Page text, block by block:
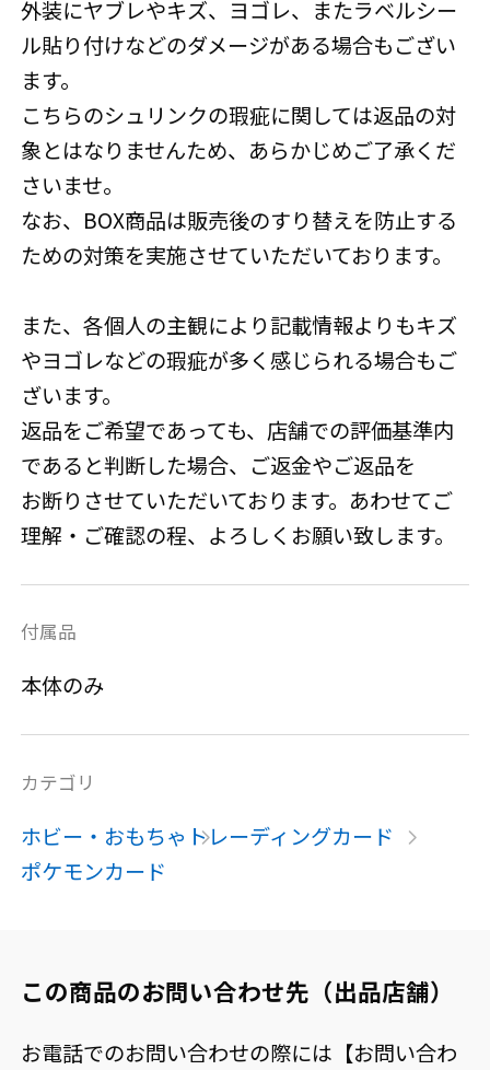
外装にヤブレやキズ、ヨゴレ、またラベルシー
ル貼り付けなどのダメージがある場合もござい
ます。
こちらのシュリンクの瑕疵に関しては返品の対
象とはなりませんため、あらかじめご了承くだ
さいませ。
なお、BOX商品は販売後のすり替えを防止する
ための対策を実施させていただいております。
また、各個人の主観により記載情報よりもキズ
やヨゴレなどの瑕疵が多く感じられる場合もご
ざいます。
返品をご希望であっても、店舗での評価基準内
であると判断した場合、ご返金やご返品を
お断りさせていただいております。あわせてご
理解・ご確認の程、よろしくお願い致します。
付属品
本体のみ
カテゴリ
ホビー・おもちゃ トレーディングカード
ポケモンカード
この商品のお問い合わせ先（出品店舗）
お電話でのお問い合わせの際には【お問い合わ